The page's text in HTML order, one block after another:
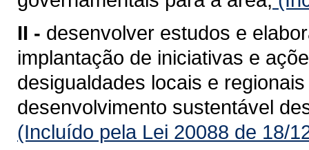
II - desenvolver estudos e
implantação de iniciativas e
desigualdades locais e
desenvolvimento sustentável
(Incluído pela Lei 20088 de 18/